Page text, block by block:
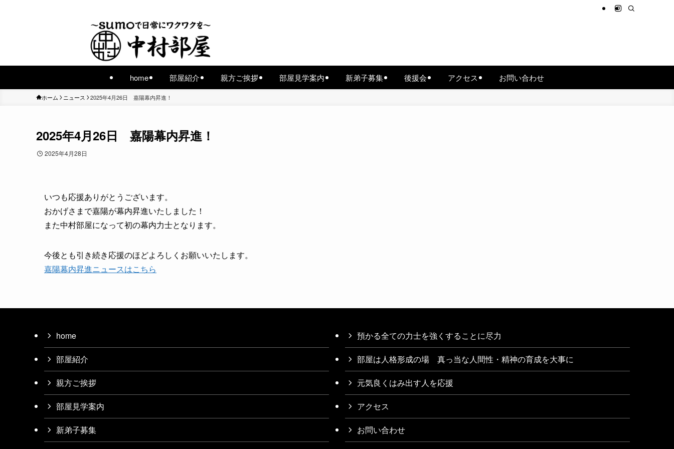
home 部屋紹介 親方ご挨拶 部屋見学案内 新弟子募集 後援会 アクセス お問い合わせ
ホーム ニュース 2025年4月26日 嘉陽幕内昇進！
2025年4月26日 嘉陽幕内昇進！
2025年4月28日
いつも応援ありがとうございます。
おかげさまで嘉陽が幕内昇進いたしました！
また中村部屋になって初の幕内力士となります。
今後とも引き続き応援のほどよろしくお願いいたします。
嘉陽幕内昇進ニュースはこちら
home
部屋紹介
親方ご挨拶
部屋見学案内
新弟子募集
預かる全ての力士を強くすることに尽力
部屋は人格形成の場 真っ当な人間性・精神の育成を大事に
元気良くはみ出す人を応援
アクセス
お問い合わせ